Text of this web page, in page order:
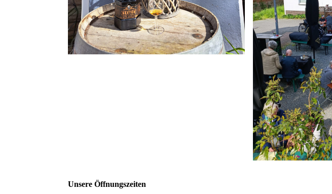
Unsere Öffnungszeiten